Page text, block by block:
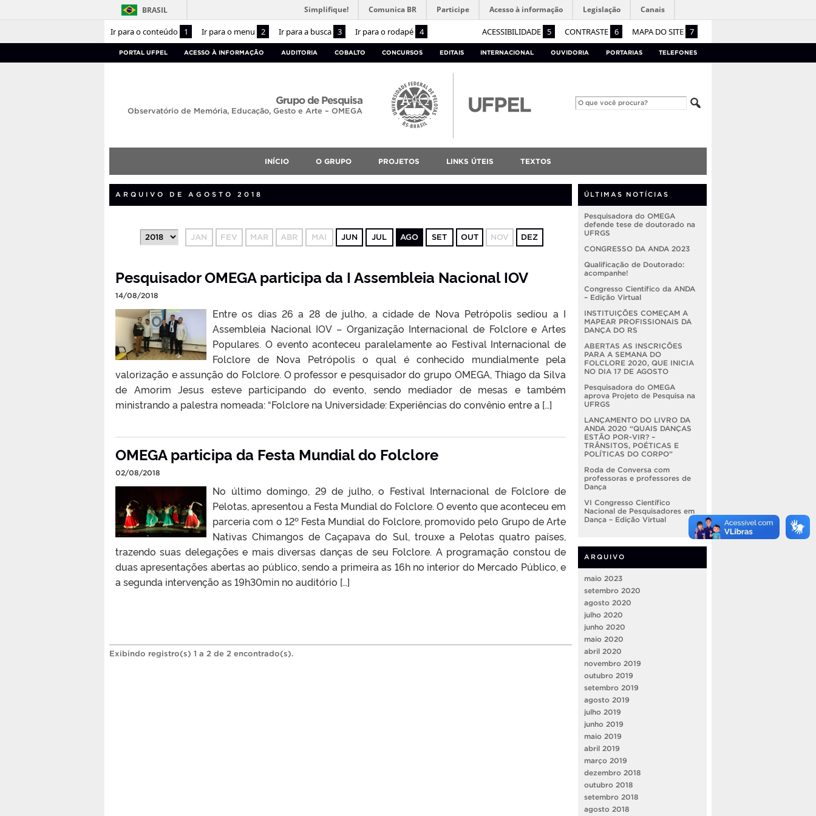
Ir para o conteúdo 1 Ir para o menu 2 Ir para a busca 3 Ir para o rodapé 4 ACESSIBILIDADE 5 CONTRASTE 6 MAPA DO SITE 7
BRASIL Simplifique! Comunica BR Participe Acesso à informação Legislação Canais
PORTAL UFPEL ACESSO À INFORMAÇÃO AUDITORIA COBALTO CONCURSOS EDITAIS INTERNACIONAL OUVIDORIA PORTARIAS TELEFONES
Grupo de Pesquisa
Observatório de Memória, Educação, Gesto e Arte – OMEGA
INÍCIO O GRUPO PROJETOS LINKS ÚTEIS TEXTOS
ARQUIVO DE AGOSTO 2018
JAN FEV MAR ABR MAI JUN JUL AGO SET OUT NOV DEZ
Pesquisador OMEGA participa da I Assembleia Nacional IOV
14/08/2018
Entre os dias 26 a 28 de julho, a cidade de Nova Petrópolis sediou a I
Assembleia Nacional IOV – Organização Internacional de Folclore e Artes
Populares. O evento aconteceu paralelamente ao Festival Internacional de
Folclore de Nova Petrópolis o qual é conhecido mundialmente pela
valorização e assunção do Folclore. O professor e pesquisador do grupo OMEGA, Thiago da Silva
de Amorim Jesus esteve participando do evento, sendo mediador de mesas e também
ministrando a palestra nomeada: “Folclore na Universidade: Experiências do convênio entre a […]
OMEGA participa da Festa Mundial do Folclore
02/08/2018
No último domingo, 29 de julho, o Festival Internacional de Folclore de
Pelotas, apresentou a Festa Mundial do Folclore. O evento que aconteceu em
parceria com o 12º Festa Mundial do Folclore, promovido pelo Grupo de Arte
Nativas Chimangos de Caçapava do Sul, trouxe a Pelotas quatro países,
trazendo suas delegações e mais diversas danças de seu Folclore. A programação constou de
duas apresentações abertas ao público, sendo a primeira as 16h no interior do Mercado Público, e
a segunda intervenção as 19h30min no auditório […]
Exibindo registro(s) 1 a 2 de 2 encontrado(s).
ÚLTIMAS NOTÍCIAS
Pesquisadora do OMEGA
defende tese de doutorado na
UFRGS
CONGRESSO DA ANDA 2023
Qualificação de Doutorado:
acompanhe!
Congresso Científico da ANDA
– Edição Virtual
INSTITUIÇÕES COMEÇAM A
MAPEAR PROFISSIONAIS DA
DANÇA DO RS
ABERTAS AS INSCRIÇÕES
PARA A SEMANA DO
FOLCLORE 2020, QUE INICIA
NO DIA 17 DE AGOSTO
Pesquisadora do OMEGA
aprova Projeto de Pesquisa na
UFRGS
LANÇAMENTO DO LIVRO DA
ANDA 2020 “QUAIS DANÇAS
ESTÃO POR-VIR? –
TRÂNSITOS, POÉTICAS E
POLÍTICAS DO CORPO”
Roda de Conversa com
professoras e professores de
Dança
VI Congresso Científico
Nacional de Pesquisadores em
Dança – Edição Virtual
ARQUIVO
maio 2023
setembro 2020
agosto 2020
julho 2020
junho 2020
maio 2020
abril 2020
novembro 2019
outubro 2019
setembro 2019
agosto 2019
julho 2019
junho 2019
maio 2019
abril 2019
março 2019
dezembro 2018
outubro 2018
setembro 2018
agosto 2018